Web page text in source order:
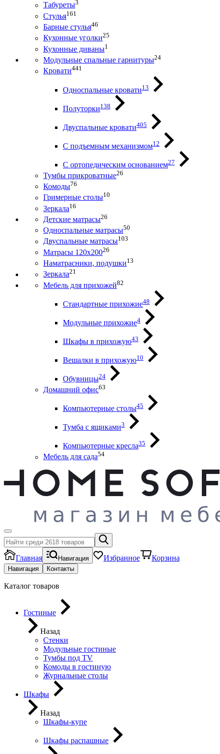
Табуреты3
Стулья161
Барные стулья46
Кухонные уголки25
Кухонные диваны1
Модульные спальные гарнитуры24
Кровати441
Односпальные кровати13
Полуторки138
Двуспальные кровати405
С подъемным механизмом12
С ортопедическим основанием27
Тумбы прикроватные26
Комоды76
Гримерные столы10
Зеркала16
Детские матрасы26
Односпальные матрасы50
Двуспальные матрасы103
Матрасы 120х20026
Наматрасники, подушки13
Зеркала21
Мебель для прихожей82
Стандартные прихожие48
Модульные прихожие4
Шкафы в прихожую43
Вешалки в прихожую10
Обувницы24
Домашний офис63
Компьютерные столы45
Тумба с ящиками3
Компьютерные кресла35
Мебель для сада54
Главная Навигация Избранное Корзина
Навигация Контакты
Каталог товаров
Гостиные
Назад
Стенки
Модульные гостиные
Тумбы под ТV
Комоды в гостиную
Журнальные столы
Шкафы
Назад
Шкафы-купе
Шкафы распашные